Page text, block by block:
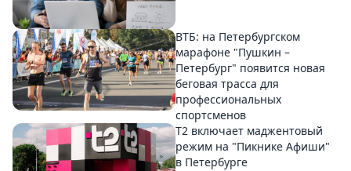
ВТБ: на Петербургском
марафоне "Пушкин –
Петербург" появится новая
беговая трасса для
профессиональных
спортсменов
Т2 включает маджентовый
режим на "Пикнике Афиши"
в Петербурге